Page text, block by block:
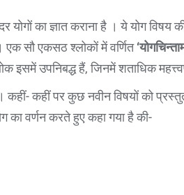
का ज्ञात कराना है । ये योग विषय
एक सौ एकसठ श्लोकों में वर्णित
उपनिबद्ध हैं, जिनमें शताधिक
कहीं पर कुछ नवीन विषयों को
वर्णन करते हुए कहा गया है की-